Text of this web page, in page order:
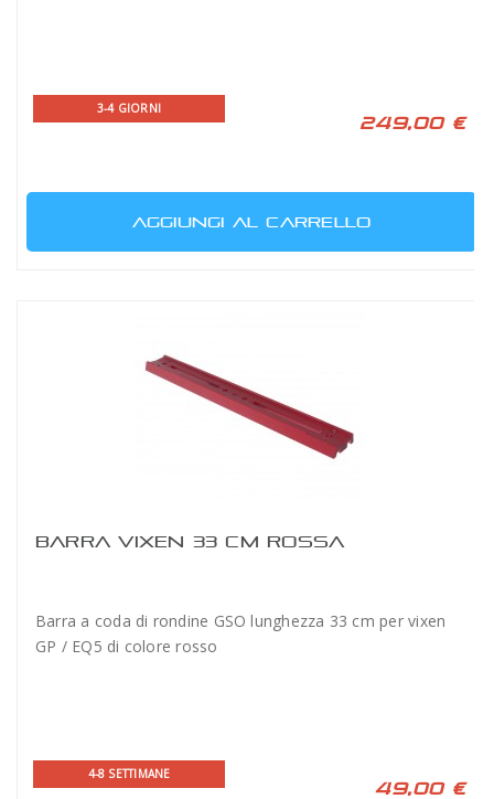
3-4 GIORNI
249,00 €
AGGIUNGI AL CARRELLO
BARRA VIXEN 33 CM ROSSA
Barra a coda di rondine GSO lunghezza 33 cm per vixen
GP / EQ5 di colore rosso
4-8 SETTIMANE
49,00 €